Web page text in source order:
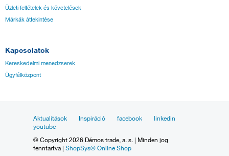
Üzleti feltételek és követelések
Márkák áttekintése
Kapcsolatok
Kereskedelmi menedzserek
Ügyfélközpont
Aktualitások Inspiráció facebook
linkedin
youtube
© Copyright 2026 Démos trade, a. s. | Minden jog
fenntartva | ShopSys® Online Shop